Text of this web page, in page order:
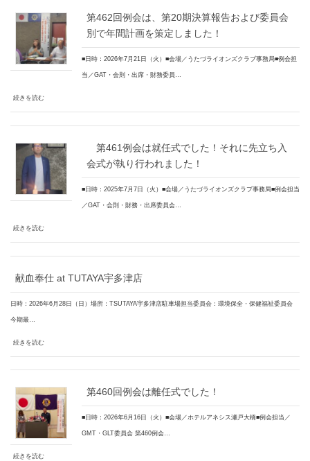
第462回例会は、第20期決算報告および委員会
別で年間計画を策定しました！
■日時：2026年7月21日（火）■会場／うたづライオンズクラブ事務局■例会担
当／GAT・会則・出席・財務委員…
続きを読む
第461例会は就任式でした！それに先立ち入
会式が執り行われました！
■日時：2025年7月7日（火）■会場／うたづライオンズクラブ事務局■例会担当
／GAT・会則・財務・出席委員会…
続きを読む
献血奉仕 at TUTAYA宇多津店
日時：2026年6月28日（日）場所：TSUTAYA宇多津店駐車場担当委員会：環境保全・保健福祉委員会
今期最…
続きを読む
第460回例会は離任式でした！
■日時：2026年6月16日（火）■会場／ホテルアネシス瀬戸大橋■例会担当／
GMT・GLT委員会 第460例会…
続きを読む